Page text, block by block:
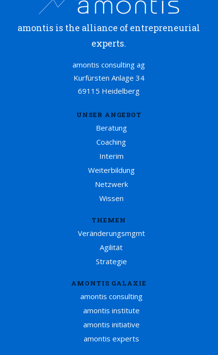
amontis is the alliance of entrepreneurial
experts.
amontis consulting ag
Kurfürsten Anlage 34
69115 Heidelberg
UNSER ANGEBOT
Beratung
Coaching
Interim
Weiterbildung
Netzwerk
Wissen
THEMEN
Veränderungsmgmt
Agilität
Strategie
AMONTIS GALAXIE
amontis consulting
amontis institute
amontis initiative
amontis experts